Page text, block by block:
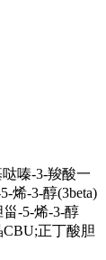
嗪-3-羧酸一
烯-3-醇(3beta)
-5-烯-3-醇
正丁酸胆